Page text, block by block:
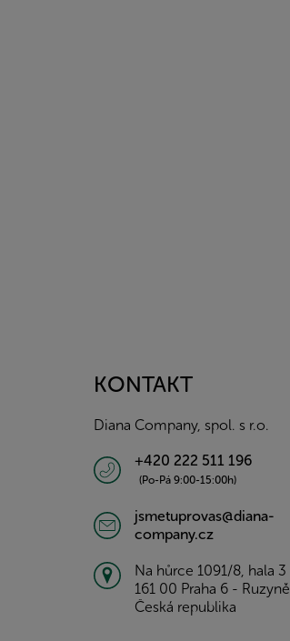
KONTAKT
Diana Company, spol. s r.o.
+420 222 511 196
(Po-Pá 9:00-15:00h)
jsmetuprovas@diana-
company.cz
Na hůrce 1091/8, hala 3
161 00 Praha 6 - Ruzyně
Česká republika